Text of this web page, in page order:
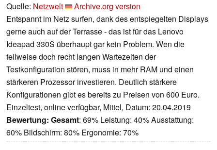
Quelle: Netzwelt
Archive.org version
Entspannt im Netz surfen, dank des entspiegelten Displays
gerne auch auf der Terrasse - das ist für das Lenovo
Ideapad 330S überhaupt gar kein Problem. Wen die
teilweise doch recht langen Wartezeiten der
Testkonfiguration stören, muss in mehr RAM und einen
stärkeren Prozessor investieren. Deutlich stärkere
Konfigurationen gibt es bereits zu Preisen von 600 Euro.
Einzeltest, online verfügbar, Mittel, Datum: 20.04.2019
Bewertung: Gesamt: 69% Leistung: 40% Ausstattung:
60% Bildschirm: 80% Ergonomie: 70%